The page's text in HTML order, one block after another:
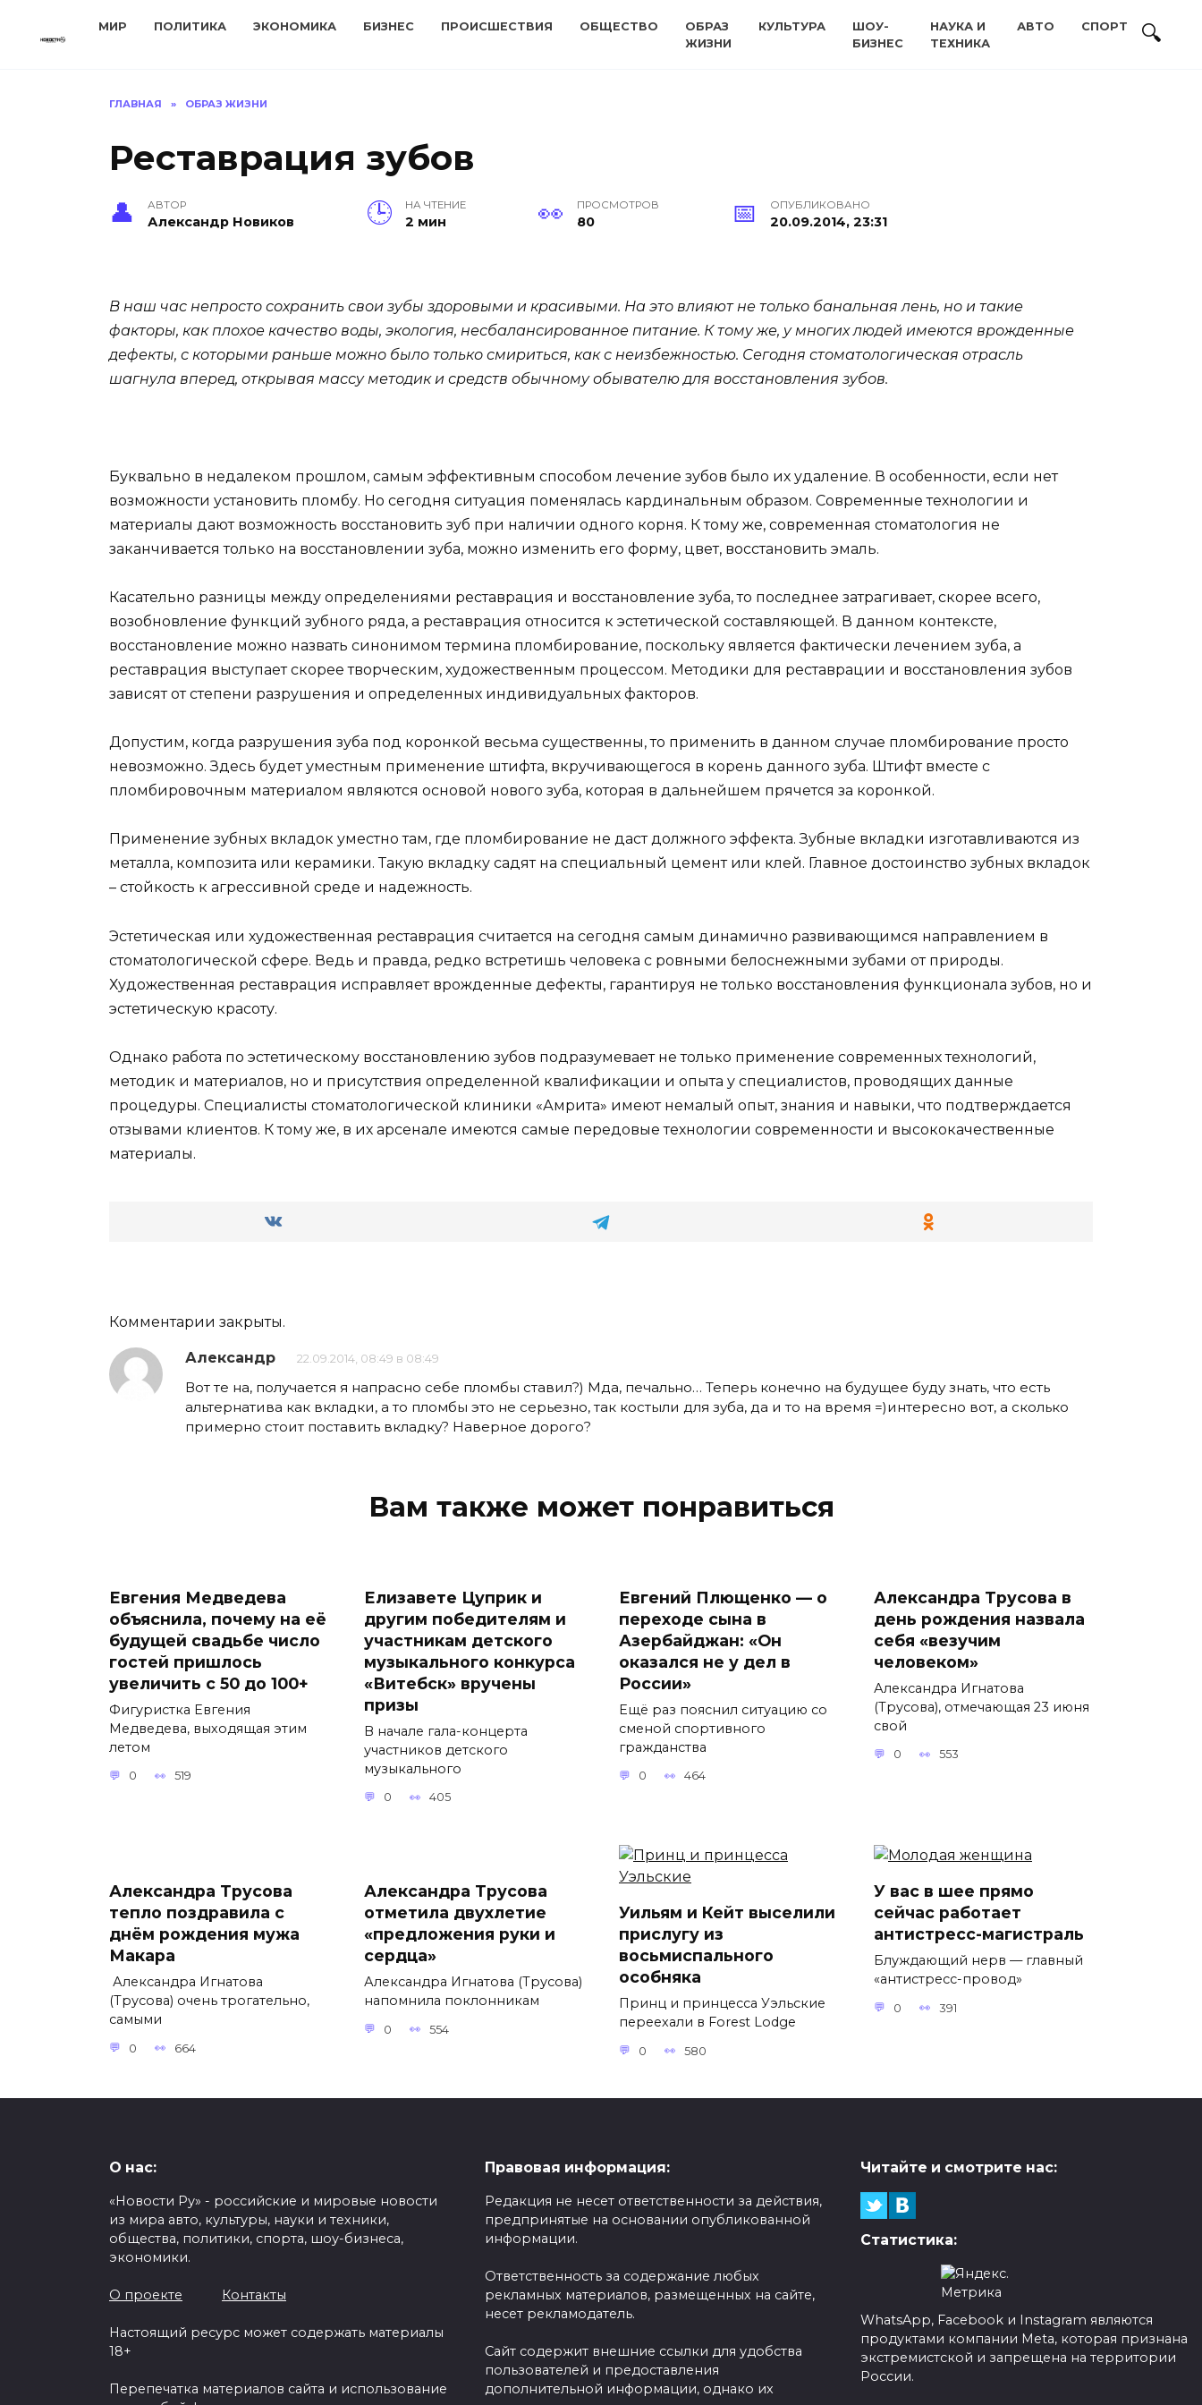
МИР ПОЛИТИКА ЭКОНОМИКА БИЗНЕС ПРОИСШЕСТВИЯ ОБЩЕСТВО
ОБРАЗ
ЖИЗНИ
КУЛЬТУРА
ШОУ-
БИЗНЕС
НАУКА И
ТЕХНИКА
АВТО СПОРТ
ГЛАВНАЯ » ОБРАЗ ЖИЗНИ
Реставрация зубов
АВТОР
Александр Новиков
НА ЧТЕНИЕ
2 мин
ПРОСМОТРОВ
80
ОПУБЛИКОВАНО
20.09.2014, 23:31
В наш час непросто сохранить свои зубы здоровыми и красивыми. На это влияют не только банальная лень, но и такие
факторы, как плохое качество воды, экология, несбалансированное питание. К тому же, у многих людей имеются врожденные
дефекты, с которыми раньше можно было только смириться, как с неизбежностью. Сегодня стоматологическая отрасль
шагнула вперед, открывая массу методик и средств обычному обывателю для восстановления зубов.
Буквально в недалеком прошлом, самым эффективным способом лечение зубов было их удаление. В особенности, если нет
возможности установить пломбу. Но сегодня ситуация поменялась кардинальным образом. Современные технологии и
материалы дают возможность восстановить зуб при наличии одного корня. К тому же, современная стоматология не
заканчивается только на восстановлении зуба, можно изменить его форму, цвет, восстановить эмаль.
Касательно разницы между определениями реставрация и восстановление зуба, то последнее затрагивает, скорее всего,
возобновление функций зубного ряда, а реставрация относится к эстетической составляющей. В данном контексте,
восстановление можно назвать синонимом термина пломбирование, поскольку является фактически лечением зуба, а
реставрация выступает скорее творческим, художественным процессом. Методики для реставрации и восстановления зубов
зависят от степени разрушения и определенных индивидуальных факторов.
Допустим, когда разрушения зуба под коронкой весьма существенны, то применить в данном случае пломбирование просто
невозможно. Здесь будет уместным применение штифта, вкручивающегося в корень данного зуба. Штифт вместе с
пломбировочным материалом являются основой нового зуба, которая в дальнейшем прячется за коронкой.
Применение зубных вкладок уместно там, где пломбирование не даст должного эффекта. Зубные вкладки изготавливаются из
металла, композита или керамики. Такую вкладку садят на специальный цемент или клей. Главное достоинство зубных вкладок
– стойкость к агрессивной среде и надежность.
Эстетическая или художественная реставрация считается на сегодня самым динамично развивающимся направлением в
стоматологической сфере. Ведь и правда, редко встретишь человека с ровными белоснежными зубами от природы.
Художественная реставрация исправляет врожденные дефекты, гарантируя не только восстановления функционала зубов, но и
эстетическую красоту.
Однако работа по эстетическому восстановлению зубов подразумевает не только применение современных технологий,
методик и материалов, но и присутствия определенной квалификации и опыта у специалистов, проводящих данные
процедуры. Специалисты стоматологической клиники «Амрита» имеют немалый опыт, знания и навыки, что подтверждается
отзывами клиентов. К тому же, в их арсенале имеются самые передовые технологии современности и высококачественные
материалы.
Комментарии закрыты.
Александр 22.09.2014, 08:49 в 08:49
Вот те на, получается я напрасно себе пломбы ставил?) Мда, печально… Теперь конечно на будущее буду знать, что есть
альтернатива как вкладки, а то пломбы это не серьезно, так костыли для зуба, да и то на время =)интересно вот, а сколько
примерно стоит поставить вкладку? Наверное дорого?
Вам также может понравиться
Евгения Медведева
объяснила, почему на её
будущей свадьбе число
гостей пришлось
увеличить с 50 до 100+
Фигуристка Евгения
Медведева, выходящая этим
летом
0 519
Елизавете Цуприк и
другим победителям и
участникам детского
музыкального конкурса
«Витебск» вручены
призы
В начале гала-концерта
участников детского
музыкального
0 405
Евгений Плющенко — о
переходе сына в
Азербайджан: «Он
оказался не у дел в
России»
Ещё раз пояснил ситуацию со
сменой спортивного
гражданства
0 464
Александра Трусова в
день рождения назвала
себя «везучим
человеком»
Александра Игнатова
(Трусова), отмечающая 23 июня
свой
0 553
Александра Трусова
тепло поздравила с
днём рождения мужа
Макара
Александра Игнатова
(Трусова) очень трогательно,
самыми
0 664
Александра Трусова
отметила двухлетие
«предложения руки и
сердца»
Александра Игнатова (Трусова)
напомнила поклонникам
0 554
Уильям и Кейт выселили
прислугу из
восьмиспального
особняка
Принц и принцесса Уэльские
переехали в Forest Lodge
0 580
У вас в шее прямо
сейчас работает
антистресс-магистраль
Блуждающий нерв — главный
«антистресс-провод»
0 391
О нас:
«Новости Ру» - российские и мировые новости
из мира авто, культуры, науки и техники,
общества, политики, спорта, шоу-бизнеса,
экономики.
О проекте Контакты
Настоящий ресурс может содержать материалы
18+
Перепечатка материалов сайта и использование
Правовая информация:
Редакция не несет ответственности за действия,
предпринятые на основании опубликованной
информации.
Ответственность за содержание любых
рекламных материалов, размещенных на сайте,
несет рекламодатель.
Сайт содержит внешние ссылки для удобства
пользователей и предоставления
дополнительной информации, однако их
Читайте и смотрите нас:
Статистика:
WhatsApp, Facebook и Instagram являются
продуктами компании Meta, которая признана
экстремистской и запрещена на территории
России.